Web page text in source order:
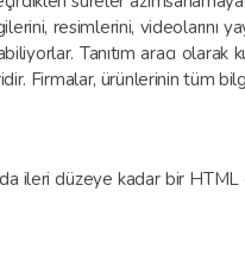
resimlerini,
Tanıtım aracı olarak
Firmalar, ürünlerinin tüm
düzeye kadar bir HTML